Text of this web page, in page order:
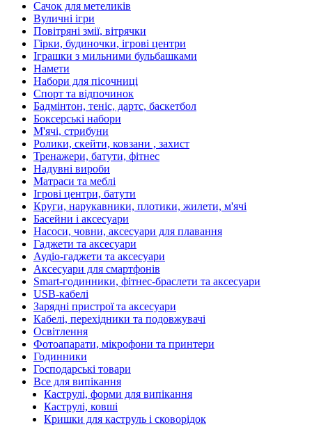
Сачок для метеликів
Вуличні ігри
Повітряні змії, вітрячки
Гірки, будиночки, ігрові центри
Іграшки з мильними бульбашками
Намети
Набори для пісочниці
Спорт та відпочинок
Бадмінтон, теніс, дартс, баскетбол
Боксерські набори
М'ячі, стрибуни
Ролики, скейти, ковзани , захист
Тренажери, батути, фітнес
Надувні вироби
Матраси та меблі
Ігрові центри, батути
Круги, нарукавники, плотики, жилети, м'ячі
Басейни і аксесуари
Насоси, човни, аксесуари для плавання
Гаджети та аксесуари
Аудіо-гаджети та аксесуари
Аксесуари для смартфонів
Smart-годинники, фітнес-браслети та аксесуари
USB-кабелі
Зарядні пристрої та аксесуари
Кабелі, перехідники та подовжувачі
Освітлення
Фотоапарати, мікрофони та принтери
Годинники
Господарські товари
Все для випікання
Каструлі, форми для випікання
Каструлі, ковші
Кришки для каструль і сковорідок